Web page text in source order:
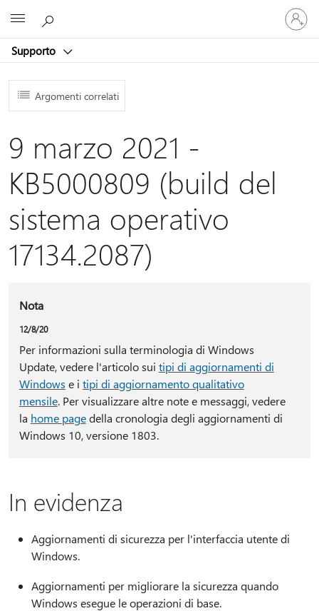
Supporto
Accedi
con
il
account
Argomenti correlati
9 marzo 2021 -
KB5000809 (build del
sistema operativo
17134.2087)
Nota
12/8/20
Per informazioni sulla terminologia di Windows
Update, vedere l'articolo sui tipi di aggiornamenti di
Windows e i tipi di aggiornamento qualitativo
mensile. Per visualizzare altre note e messaggi, vedere
la home pagedella cronologia degli aggiornamenti di
Windows 10, versione 1803.
In evidenza
Aggiornamenti di sicurezza per l'interfaccia utente di
Windows.
Aggiornamenti per migliorare la sicurezza quando
Windows esegue le operazioni di base.